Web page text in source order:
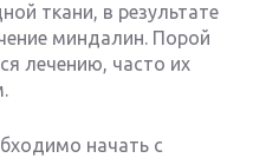
ткани, в результате
миндалин. Порой
лечению, часто их
начать с